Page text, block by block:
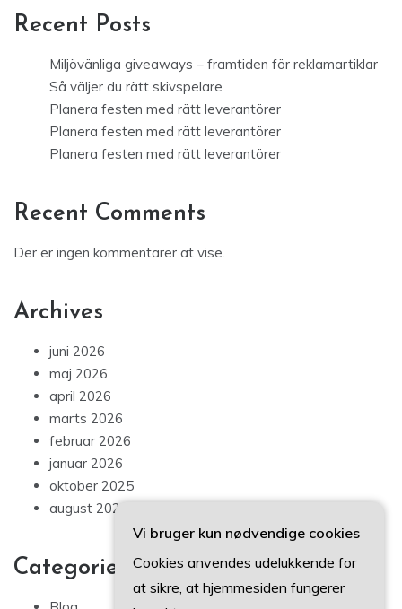
Recent Posts
Miljövänliga giveaways – framtiden för reklamartiklar
Så väljer du rätt skivspelare
Planera festen med rätt leverantörer
Planera festen med rätt leverantörer
Planera festen med rätt leverantörer
Recent Comments
Der er ingen kommentarer at vise.
Archives
juni 2026
maj 2026
april 2026
marts 2026
februar 2026
januar 2026
oktober 2025
august 2025
Categories
Vi bruger kun nødvendige cookies
Cookies anvendes udelukkende for
at sikre, at hjemmesiden fungerer